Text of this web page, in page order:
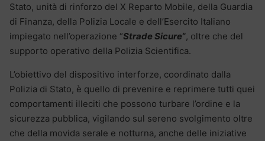
Stato, unità di rinforzo del X Reparto Mobile, della Guardia
di Finanza, della Polizia Locale e dell’Esercito Italiano
impiegato nell’operazione “Strade Sicure“, oltre che del
supporto operativo della Polizia Scientifica.
L’obiettivo del dispositivo interforze, coordinato dalla
Polizia di Stato, è quello di prevenire e reprimere tutti quei
comportamenti illeciti che possono turbare l’ordine e la
sicurezza pubblica, vigilando sul sereno svolgimento oltre
che della movida serale e notturna, anche delle iniziative